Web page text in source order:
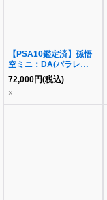
【PSA10鑑定済】孫悟
空ミニ：DA(パラレ
ル/DAIMAロゴ)《-》
{FP-024}
72,000円(税込)
×